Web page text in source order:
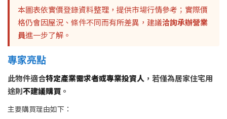
本圖表依實價登錄資料整理，提供市場行情參考；實際價
格仍會因屋況、條件不同而有所差異，建議洽詢承辦營業
員進一步了解。
專家亮點
此物件適合特定產業需求者或專業投資人 ，若僅為居家住宅用
途則不建議購買 。
主要購買理由如下：